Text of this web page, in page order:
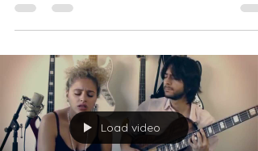
KIND OF BLUE DE MILES DAVIS
historia. Puede sonar pretencioso o
pero lo es. Es el mejor disco de jazz de la...